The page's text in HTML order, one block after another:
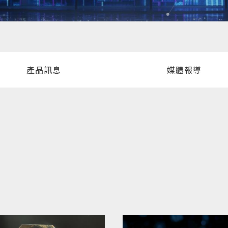
產品訊息 媒體報導